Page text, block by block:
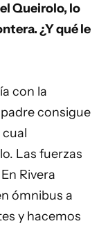
Queirolo, lo
¿Y qué le
con la
consigue
Las fuerzas
Rivera
ómnibus a
y hacemos